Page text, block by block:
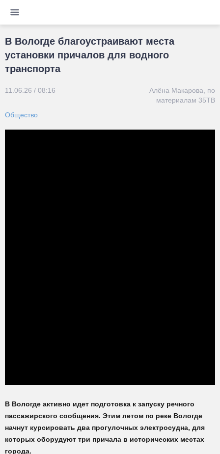
В Вологде благоустраивают места
установки причалов для водного
транспорта
11.06.26 / 08:16
Алёна Макарова, по
материалам 35ТВ
Общество
В Вологде активно идет подготовка к запуску речного
пассажирского сообщения. Этим летом по реке Вологде
начнут курсировать два прогулочных электросудна, для
которых оборудуют три причала в исторических местах
города.